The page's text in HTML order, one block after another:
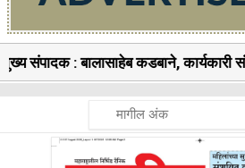
संपादक : बालासाहेब कडबाने,